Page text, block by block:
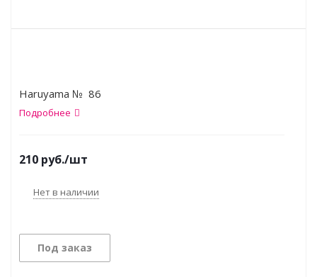
Haruyama № 86
Подробнее
210 руб./шт
Нет в наличии
Под заказ